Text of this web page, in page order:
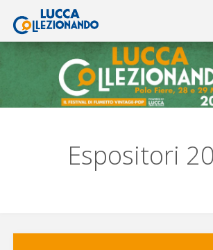
Espositori